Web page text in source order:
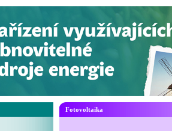
Fotovoltaika